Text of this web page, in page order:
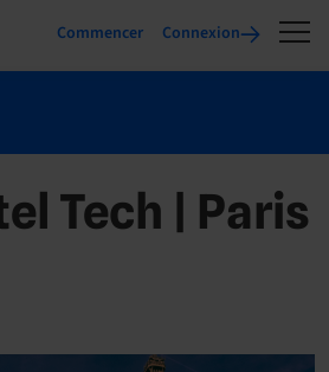
Commencer Connexion
Tech | Paris